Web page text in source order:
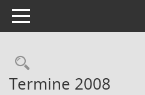
Toggle navigation
Rechercheauswahl
Termine 2008